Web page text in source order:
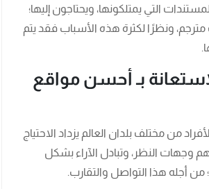
التي يمتلكونها، ويحتاجون إليها؛
ونظرًا لكثرة هذه الأسباب فقد يتم
بـ أحسن مواقع
من مختلف بلدان العالم يزداد الاحتياج
وجهات النظر، وتبادل الآراء بشكل
أجله هذا التواصل والتقارب.